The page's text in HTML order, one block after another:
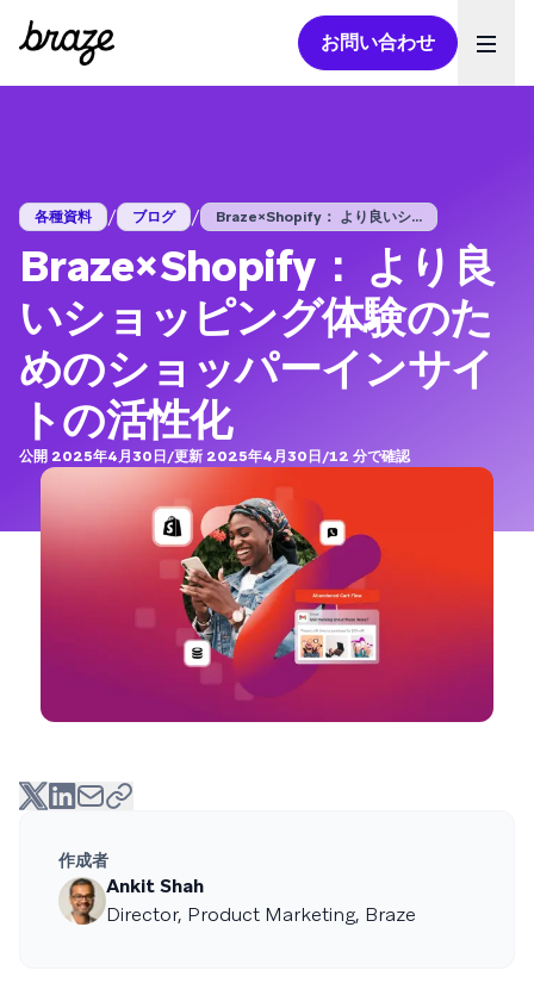
お問い合わせ
各種資料 / ブログ / Braze×Shopify： より良いシ...
Braze×Shopify： より良
いショッピング体験のた
めのショッパーインサイ
トの活性化
公開 2025年4月30日/更新 2025年4月30日/12 分で確認
作成者
Ankit Shah
Director, Product Marketing, Braze